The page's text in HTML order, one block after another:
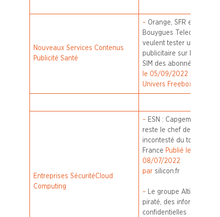
Nouveaux Services Contenus
Publicité Santé
– Orange, SFR et
Bouygues Telecom
veulent tester un suivi
publicitaire sur la carte
SIM des abonnés
le 05/09/2022 par
Univers Freebox
Entreprises SécuritéCloud
Computing
– ESN : Capgemini
reste le chef de file
incontesté du top 10
France Publié le
08/07/2022
par silicon.fr
– Le groupe Altice
piraté, des informations
confidentielles